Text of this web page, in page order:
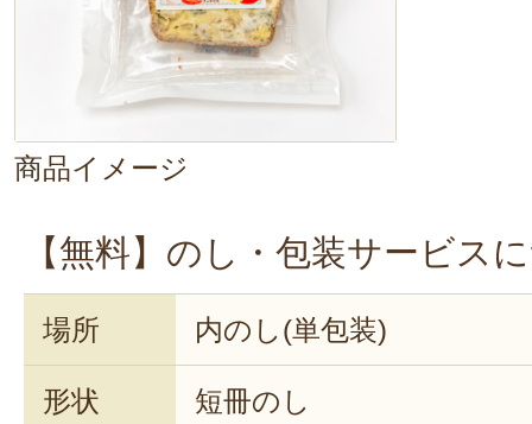
商品イメージ
【無料】のし・包装サービス
場所 内のし(単包装)
形状 短冊のし